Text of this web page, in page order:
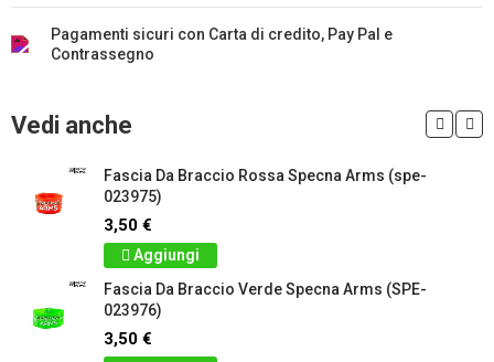
Pagamenti sicuri con Carta di credito, Pay Pal e
Contrassegno
Vedi anche
Fascia Da Braccio Rossa Specna Arms (spe-
023975)
3,50 €
Aggiungi
Fascia Da Braccio Verde Specna Arms (SPE-
023976)
3,50 €